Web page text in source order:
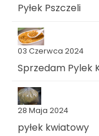
Pyłek Pszczeli
03 Czerwca 2024
Sprzedam Pylek
28 Maja 2024
pyłek kwiatowy